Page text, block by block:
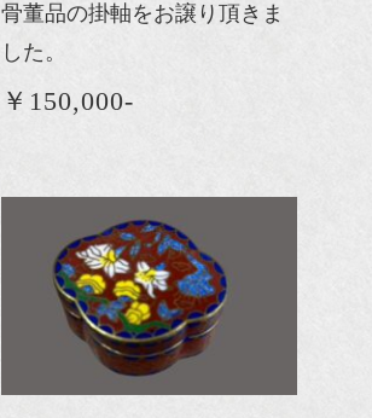
骨董品の掛軸をお譲り頂きま
した。
￥150,000-